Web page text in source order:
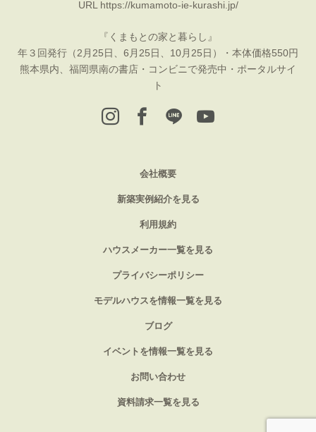
URL https://kumamoto-ie-kurashi.jp/
『くまもとの家と暮らし』
年３回発行（2月25日、6月25日、10月25日）・本体価格550円
熊本県内、福岡県南の書店・コンビニで発売中・ポータルサイ
ト
会社概要
新築実例紹介を見る
利用規約
ハウスメーカー一覧を見る
プライバシーポリシー
モデルハウスを情報一覧を見る
ブログ
イベントを情報一覧を見る
お問い合わせ
資料請求一覧を見る